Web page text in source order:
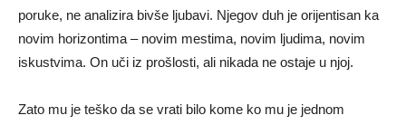
poruke, ne analizira bivše ljubavi. Njegov duh je orijentisan ka
novim horizontima – novim mestima, novim ljudima, novim
iskustvima. On uči iz prošlosti, ali nikada ne ostaje u njoj.
Zato mu je teško da se vrati bilo kome ko mu je jednom